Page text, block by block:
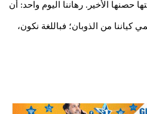
حصنها الأخير. رهاننا اليوم واحد: أن
كياننا من الذوبان؛ فباللغة نكون،